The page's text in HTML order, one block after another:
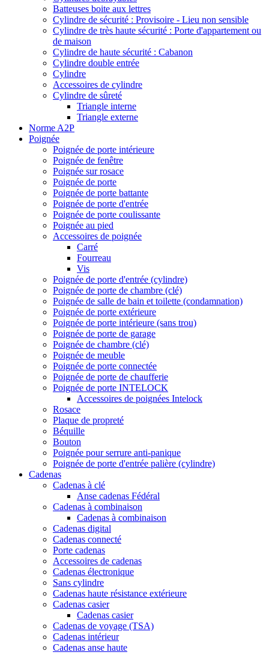
Batteuses boite aux lettres
Cylindre de sécurité : Provisoire - Lieu non sensible
Cylindre de très haute sécurité : Porte d'appartement ou
de maison
Cylindre de haute sécurité : Cabanon
Cylindre double entrée
Cylindre
Accessoires de cylindre
Cylindre de sûreté
Triangle interne
Triangle externe
Norme A2P
Poignée
Poignée de porte intérieure
Poignée de fenêtre
Poignée sur rosace
Poignée de porte
Poignée de porte battante
Poignée de porte d'entrée
Poignée de porte coulissante
Poignée au pied
Accessoires de poignée
Carré
Fourreau
Vis
Poignée de porte d'entrée (cylindre)
Poignée de porte de chambre (clé)
Poignée de salle de bain et toilette (condamnation)
Poignée de porte extérieure
Poignée de porte intérieure (sans trou)
Poignée de porte de garage
Poignée de chambre (clé)
Poignée de meuble
Poignée de porte connectée
Poignée de porte de chaufferie
Poignée de porte INTELOCK
Accessoires de poignées Intelock
Rosace
Plaque de propreté
Béquille
Bouton
Poignée pour serrure anti-panique
Poignée de porte d'entrée palière (cylindre)
Cadenas
Cadenas à clé
Anse cadenas Fédéral
Cadenas à combinaison
Cadenas à combinaison
Cadenas digital
Cadenas connecté
Porte cadenas
Accessoires de cadenas
Cadenas électronique
Sans cylindre
Cadenas haute résistance extérieure
Cadenas casier
Cadenas casier
Cadenas de voyage (TSA)
Cadenas intérieur
Cadenas anse haute